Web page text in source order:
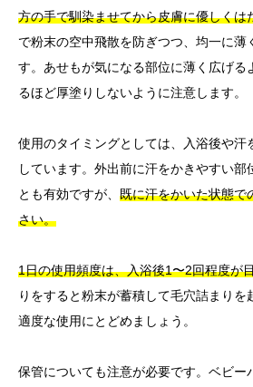
方の手で馴染ませてから皮膚に優しくは
で粉末の空中飛散を防ぎつつ、均一に薄
す。あせもが気になる部位に薄く広げる
るほど厚塗りしないように注意します。
使用のタイミングとしては、入浴後や汗
しています。外出前に汗をかきやすい部
とも有効ですが、 既に汗をかいた状態で
さい。
1日の使用頻度は、入浴後1〜2回程度が
りをすると粉末が蓄積して毛穴詰まりを
適度な使用にとどめましょう。
保管についても注意が必要です。ベビー